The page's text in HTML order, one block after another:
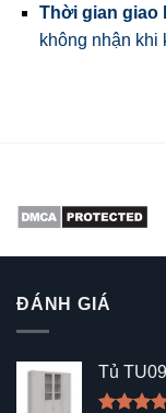
Thời gian giao
không nhận khi
ĐÁNH GIÁ
Tủ